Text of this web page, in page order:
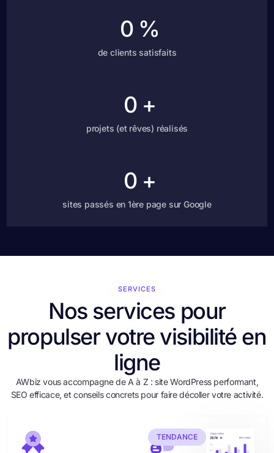
0 %
de clients satisfaits
0 +
projets (et rêves) réalisés
0 +
sites passés en 1ère page sur Google
SERVICES
Nos services pour
propulser votre visibilité en
ligne
AWbiz vous accompagne de A à Z : site WordPress performant,
SEO efficace, et conseils concrets pour faire décoller votre activité.
TENDANCE